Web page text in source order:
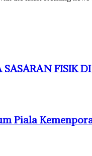
FISIK
Piala